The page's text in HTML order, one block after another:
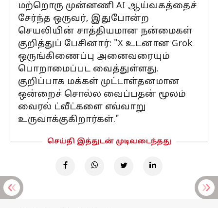
மற்றொரு முன்னணி AI ஆய்வகத்தைச்
சேர்ந்த ஒருவர், இதுபோன்ற
செயலியின் சாத்தியமான நன்மைகள்
குறித்துப் பேசினார்: "X உடனான Grok
ஒருங்கிணைப்பு அனைவரையும்
பொறாமைப்பட வைத்துள்ளது.
குறிப்பாக மக்கள் முட்டாள்தனமான
ஒன்றைச் சொல்ல வைப்பதன் மூலம்
வைரல் ட்வீட்களை எவ்வாறு
உருவாக்குகிறார்கள்."
செய்தி இத்துடன் முடிவடைந்தது